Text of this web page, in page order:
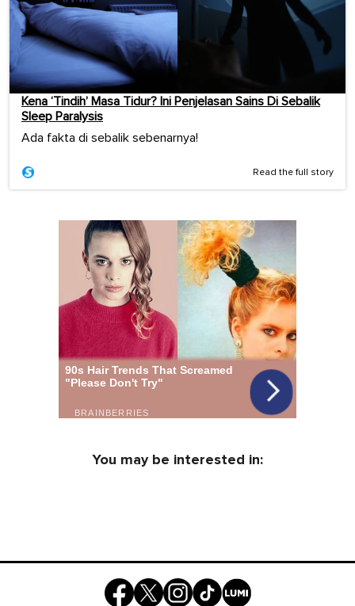
Kena ‘Tindih’ Masa Tidur? Ini Penjelasan Sains Di Sebalik
Sleep Paralysis
Ada fakta di sebalik sebenarnya!
Read the full story
You may be interested in: